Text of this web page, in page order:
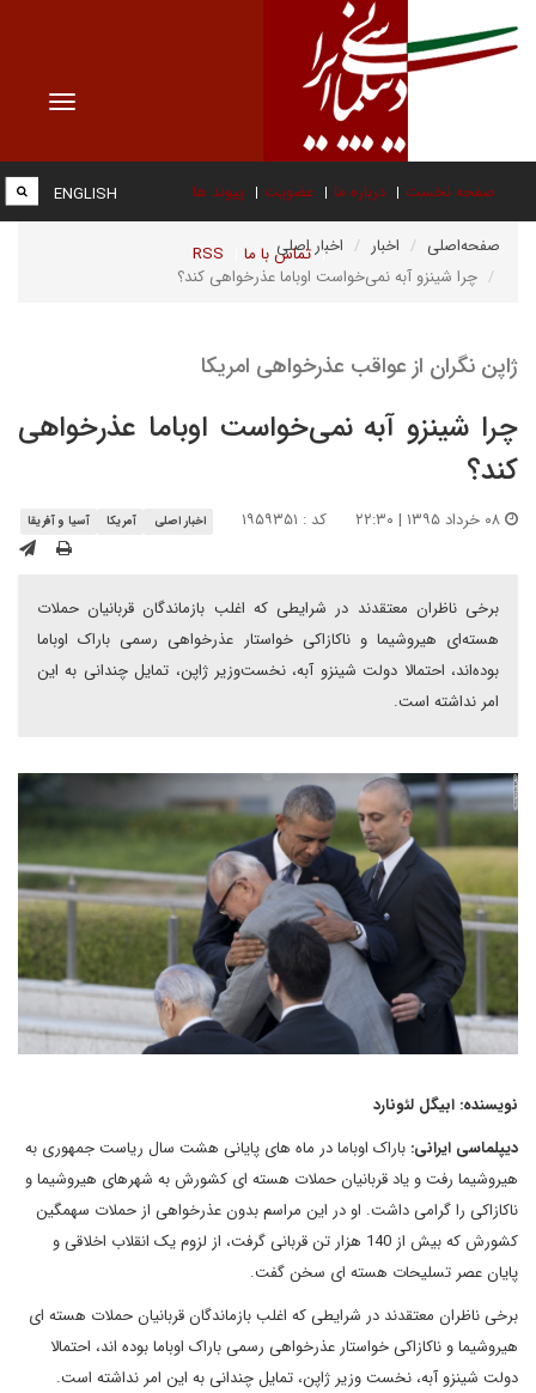
Toggle
صفحه نخست درباره ما عضویت پیوند ها
تماس با ما RSS
ENGLISH
صفحه‌اصلی اخبار
اخبار اصلی
چرا شینزو آبه نمی‌خواست اوباما عذرخواهی کند؟
ژاپن نگران از عواقب عذرخواهی امریکا
چرا شینزو آبه نمی‌خواست اوباما عذرخواهی
کند؟
کد : ۱۹۵۹۳۵۱ اخبار اصلی آمریکا آسیا و آفریقا
برخی ناظران معتقدند در شرایطی که اغلب بازماندگان قربانیان حملات
هسته‌ای هیروشیما و ناکازاکی خواستار عذرخواهی رسمی باراک اوباما
بوده‌اند، احتمالا دولت شینزو آبه، نخست‌وزیر ژاپن، ‌تمایل چندانی به این
امر نداشته است.
نویسنده: ابیگل لئونارد
دیپلماسی ایرانی: باراک اوباما در ماه های پایانی هشت سال ریاست جمهوری به
هیروشیما رفت و یاد قربانیان حملات هسته ای کشورش به شهرهای هیروشیما و
ناکازاکی را گرامی داشت. او در این مراسم بدون عذرخواهی از حملات سهمگین
کشورش که بیش از 140 هزار تن قربانی گرفت، از لزوم یک انقلاب اخلاقی و
پایان عصر تسلیحات هسته ای سخن گفت.
برخی ناظران معتقدند در شرایطی که اغلب بازماندگان قربانیان حملات هسته ای
هیروشیما و ناکازاکی خواستار عذرخواهی رسمی باراک اوباما بوده اند، احتمالا
دولت شینزو آبه، نخست وزیر ژاپن، تمایل چندانی به این امر نداشته است.